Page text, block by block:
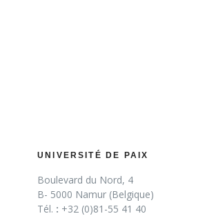
UNIVERSITÉ DE PAIX
Boulevard du Nord, 4
B- 5000 Namur (Belgique)
Tél. : +32 (0)81-55 41 40